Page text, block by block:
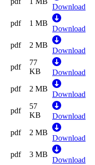
Download
pdf 1 MB
Download
pdf 2 MB
Download
pdf
77
KB
Download
pdf 2 MB
Download
pdf
57
KB
Download
pdf 2 MB
Download
pdf 3 MB
Download